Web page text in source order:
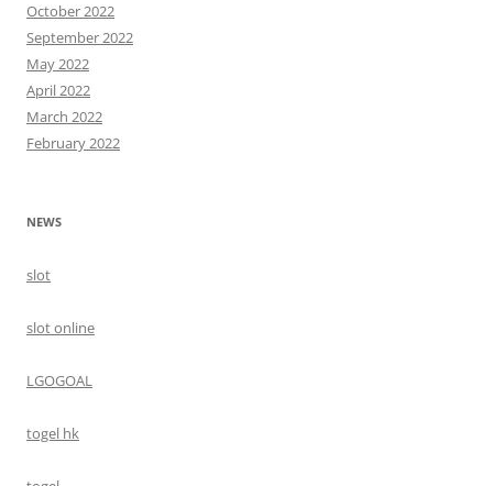
October 2022
September 2022
May 2022
April 2022
March 2022
February 2022
NEWS
slot
slot online
LGOGOAL
togel hk